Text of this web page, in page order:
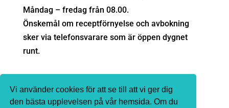
Vi använder cookies för att se till att vi ger dig
den bästa upplevelsen på vår hemsida. Om du
Måndag – fredag från 08.00.
Önskemål om receptförnyelse och avbokning
sker via telefonsvarare som är öppen dygnet
runt.
Sjukvårdsrådgivning
Ingen sjukvårdsrådgivning sker via e-post. Vi